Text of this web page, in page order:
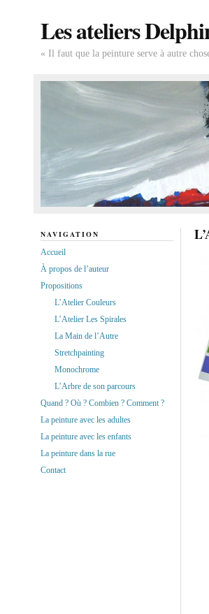
Les ateliers
« Il faut que la peinture serve à autre
NAVIGATION
Accueil
À propos de l’auteur
Propositions
L’Atelier Couleurs
L’Atelier Les Spirales
La Main de l’Autre
Stretchpainting
Monochrome
L’Arbre de son parcours
Quand ? Où ? Combien ? Comment ?
La peinture avec les adultes
La peinture avec les enfants
La peinture dans la rue
Contact